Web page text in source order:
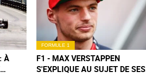
À
FORMULE 1
F1 - MAX VERSTAPPEN
S'EXPLIQUE AU SUJET DE SES